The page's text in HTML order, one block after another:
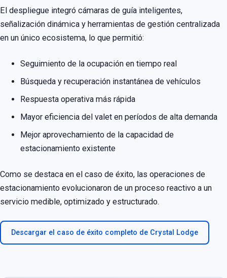
El despliegue integró cámaras de guía inteligentes,
señalización dinámica y herramientas de gestión centralizada
en un único ecosistema, lo que permitió:
Seguimiento de la ocupación en tiempo real
Búsqueda y recuperación instantánea de vehículos
Respuesta operativa más rápida
Mayor eficiencia del valet en períodos de alta demanda
Mejor aprovechamiento de la capacidad de
estacionamiento existente
Como se destaca en el caso de éxito, las operaciones de
estacionamiento evolucionaron de un proceso reactivo a un
servicio medible, optimizado y estructurado.
Descargar el caso de éxito completo de Crystal Lodge